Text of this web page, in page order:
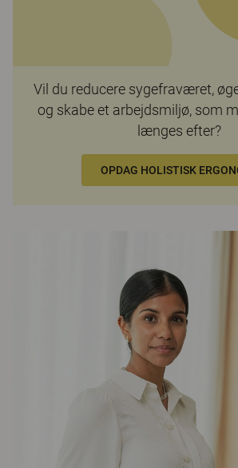
Vil du reducere sygefraværet,
og skabe et arbejdsmiljø, som
længes efter?
OPDAG HOLISTISK